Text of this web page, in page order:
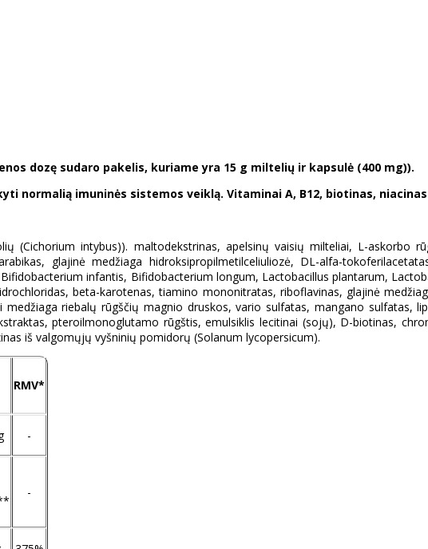
dozę sudaro pakelis, kuriame yra 15 g miltelių ir kapsulė (400 mg)).
normalią imuninės sistemos veiklą. Vitaminai A, B12, biotinas,
(Cichorium intybus)). maltodekstrinas, apelsinų vaisių milteliai, L-askorbo
glajinė medžiaga hidroksipropilmetilceliuliozė, DL-alfa-
infantis, Bifidobacterium longum, Lactobacillus plantarum,
beta-karotenas, tiamino mononitratas, riboflavinas, glajinė
riebalų rūgščių magnio druskos, vario sulfatas, mangano sulfatas,
pteroilmonoglutamo rūgštis, emulsiklis lecitinai (sojų), D-biotinas,
iš valgomųjų vyšninių pomidorų (Solanum lycopersicum).
RMV*
-
-